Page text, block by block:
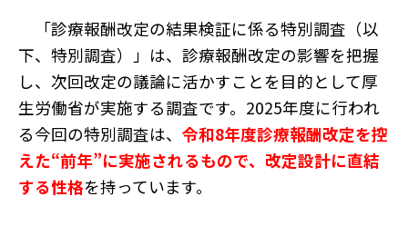
「診療報酬改定の結果検証に係る特別調査（以
下、特別調査）」は、診療報酬改定の影響を把握
し、次回改定の議論に活かすことを目的として厚
生労働省が実施する調査です。2025年度に行われ
る今回の特別調査は、 令和8年度診療報酬改定を控
えた“前年”に実施されるもので、改定設計に直結
する性格を持っています。